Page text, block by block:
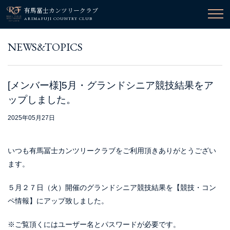
有馬冨士カンツリークラブ
ARIMAFUJI COUNTRY CLUB
NEWS&TOPICS
[メンバー様]5月・グランドシニア競技結果をア
ップしました。
2025年05月27日
いつも有馬冨士カンツリークラブをご利用頂きありがとうござい
ます。
５月２７日（火）開催のグランドシニア競技結果を【競技・コン
ペ情報】にアップ致しました。
※ご覧頂くにはユーザー名とパスワードが必要です。